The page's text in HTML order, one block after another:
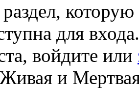
для входа.
войдите или
и